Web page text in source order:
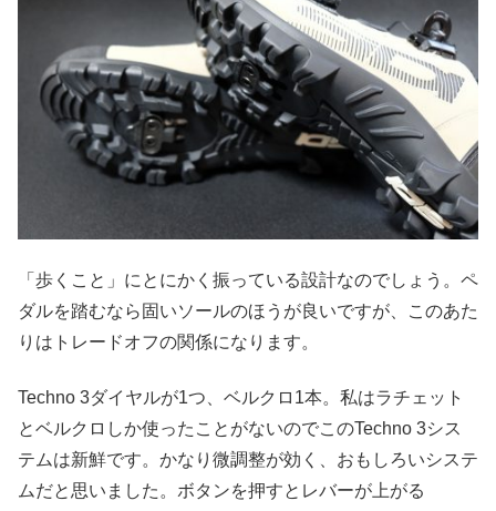
「歩くこと」にとにかく振っている設計なのでしょう。ペ
ダルを踏むなら固いソールのほうが良いですが、このあた
りはトレードオフの関係になります。
Techno 3ダイヤルが1つ、ベルクロ1本。私はラチェット
とベルクロしか使ったことがないのでこのTechno 3シス
テムは新鮮です。かなり微調整が効く、おもしろいシステ
ムだと思いました。ボタンを押すとレバーが上がる